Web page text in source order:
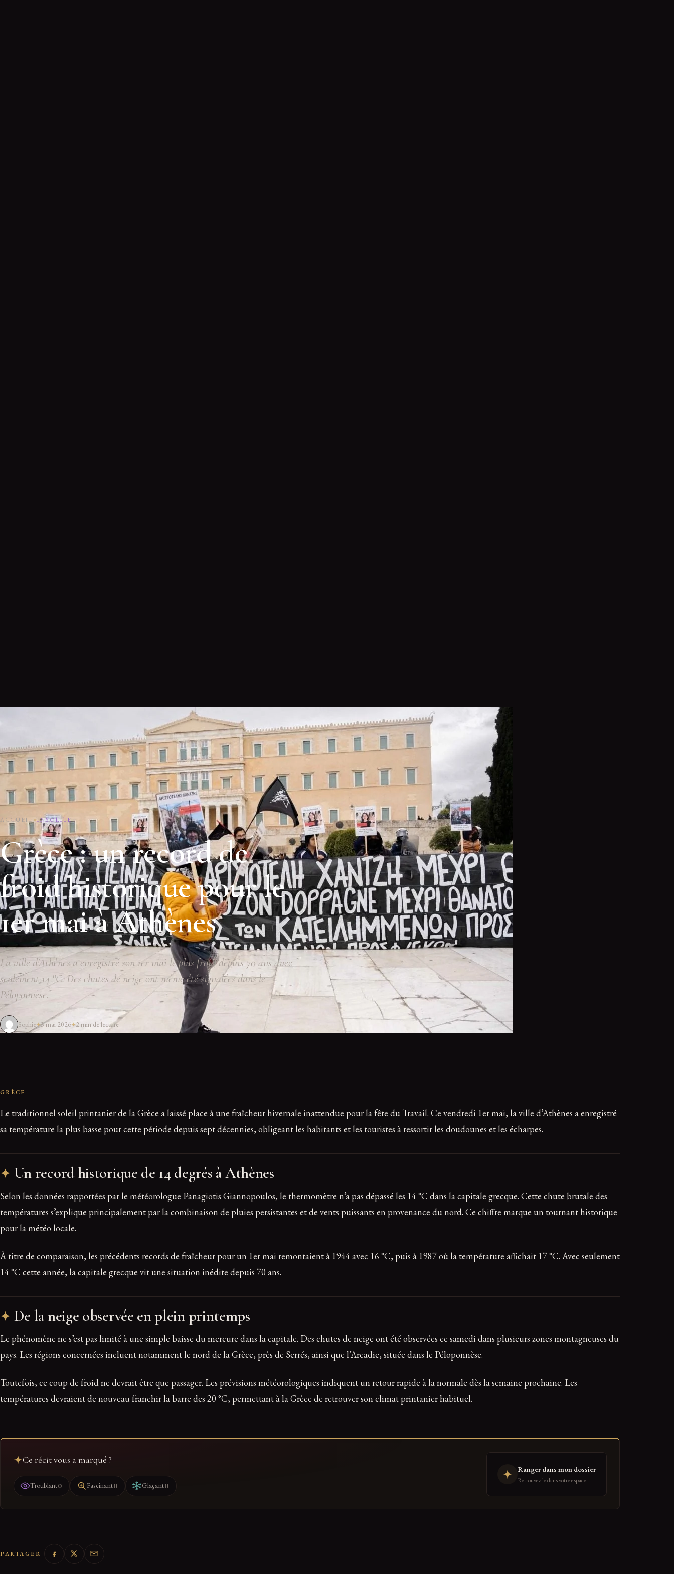
ACCUEIL INSOLITE
Grèce : un record de
froid historique pour le
1er mai à Athènes
La ville d'Athènes a enregistré son 1er mai le plus froid depuis 70 ans avec
seulement 14 °C. Des chutes de neige ont même été signalées dans le
Péloponnèse.
Sophie 3 mai 2026 2 min de lecture
GRÈCE
Le traditionnel soleil printanier de la Grèce a laissé place à une fraîcheur hivernale inattendue pour la fête du Travail. Ce vendredi 1er mai, la ville d’Athènes a enregistré
sa température la plus basse pour cette période depuis sept décennies, obligeant les habitants et les touristes à ressortir les doudounes et les écharpes.
Un record historique de 14 degrés à Athènes
Selon les données rapportées par le météorologue Panagiotis Giannopoulos, le thermomètre n’a pas dépassé les 14 °C dans la capitale grecque. Cette chute brutale des
températures s’explique principalement par la combinaison de pluies persistantes et de vents puissants en provenance du nord. Ce chiffre marque un tournant historique
pour la météo locale.
À titre de comparaison, les précédents records de fraîcheur pour un 1er mai remontaient à 1944 avec 16 °C, puis à 1987 où la température affichait 17 °C. Avec seulement
14 °C cette année, la capitale grecque vit une situation inédite depuis 70 ans.
De la neige observée en plein printemps
Le phénomène ne s’est pas limité à une simple baisse du mercure dans la capitale. Des chutes de neige ont été observées ce samedi dans plusieurs zones montagneuses du
pays. Les régions concernées incluent notamment le nord de la Grèce, près de Serrés, ainsi que l’Arcadie, située dans le Péloponnèse.
Toutefois, ce coup de froid ne devrait être que passager. Les prévisions météorologiques indiquent un retour rapide à la normale dès la semaine prochaine. Les
températures devraient de nouveau franchir la barre des 20 °C, permettant à la Grèce de retrouver son climat printanier habituel.
Ce récit vous a marqué ?
Troublant0 Fascinant0 Glaçant0
Ranger dans mon dossier
Retrouvez-le dans votre espace
PARTAGER